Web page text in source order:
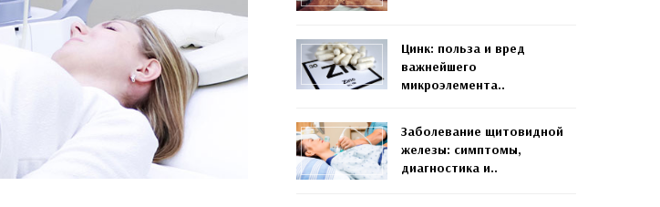
Цинк: польза и вред
важнейшего
микроэлемента..
Заболевание щитовидной
железы: симптомы,
диагностика и..